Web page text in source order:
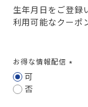
生年月日をご登録
利用可能なクーポ
お得な情報配信
可
否